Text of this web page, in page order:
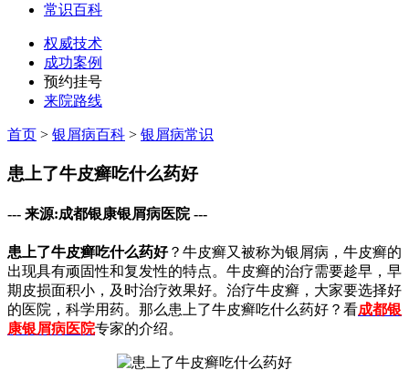
常识百科
权威技术
成功案例
预约挂号
来院路线
首页 > 银屑病百科 > 银屑病常识
患上了牛皮癣吃什么药好
--- 来源:成都银康银屑病医院 ---
患上了牛皮癣吃什么药好？牛皮癣又被称为银屑病，牛皮癣的
出现具有顽固性和复发性的特点。牛皮癣的治疗需要趁早，早
期皮损面积小，及时治疗效果好。治疗牛皮癣，大家要选择好
的医院，科学用药。那么患上了牛皮癣吃什么药好？看成都银
康银屑病医院专家的介绍。